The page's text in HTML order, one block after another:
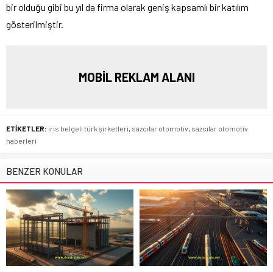
bir olduğu gibi bu yıl da firma olarak geniş kapsamlı bir katılım
gösterilmiştir.
MOBİL REKLAM ALANI
ETİKETLER: iris belgeli türk şirketleri sazcılar otomotiv sazcılar otomotiv
haberleri
BENZER KONULAR